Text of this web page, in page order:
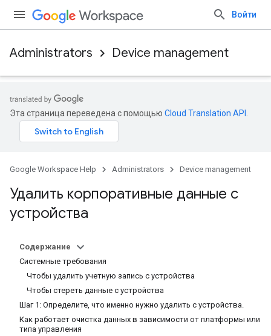
Войти
Administrators Device management
Эта страница переведена с помощью Cloud Translation API
Google Workspace Help Administrators Device management
Удалить корпоративные данные с
устройства
Содержание
Системные требования
Чтобы удалить учетную запись с устройства
Чтобы стереть данные с устройства
Шаг 1: Определите, что именно нужно удалить с устройства.
Как работает очистка данных в зависимости от платформы или
типа управления